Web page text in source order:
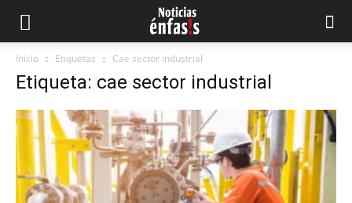
Inicio Etiquetas Cae sector industrial
Etiqueta: cae sector industrial